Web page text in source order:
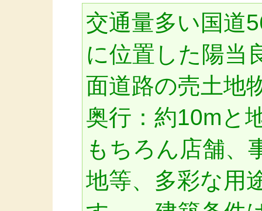
交通量多い国道
に位置した陽当
面道路の売土
奥行：約10mと
もちろん店舗、
地等、多彩な用